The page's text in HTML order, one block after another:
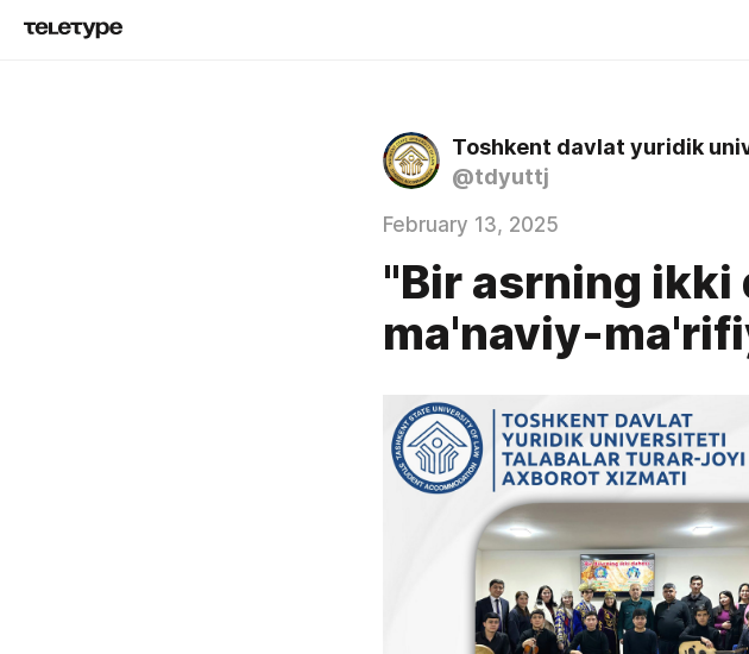
@tdyuttj
February 13, 2025
"Bir asrning ikki
ma'naviy-